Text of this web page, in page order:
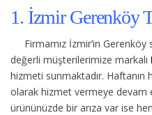
1. İzmir Gerenköy
Firmamız İzmir’in
değerli müşterilerimize markalı
hizmeti sunmaktadır. Haftanın
olarak hizmet vermeye devam
ürününüzde bir arıza var ise